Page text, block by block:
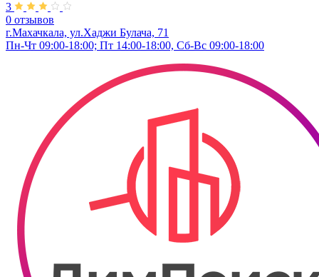
3
0 отзывов
г.Махачкала, ул.Хаджи Булача, 71
Пн-Чт 09:00-18:00; Пт 14:00-18:00, Сб-Вс 09:00-18:00